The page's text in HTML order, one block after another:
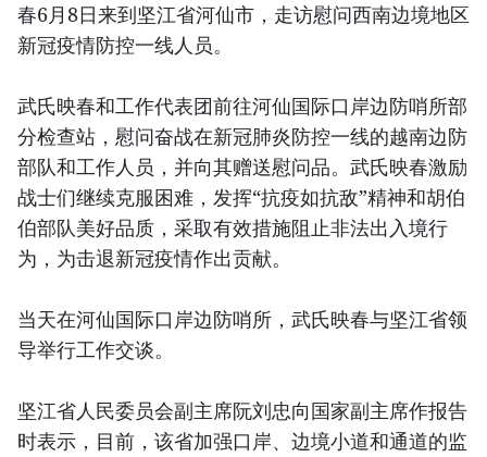
春6月8日来到坚江省河仙市，走访慰问西南边境地区
新冠疫情防控一线人员。
武氏映春和工作代表团前往河仙国际口岸边防哨所部
分检查站，慰问奋战在新冠肺炎防控一线的越南边防
部队和工作人员，并向其赠送慰问品。武氏映春激励
战士们继续克服困难，发挥“抗疫如抗敌”精神和胡伯
伯部队美好品质，采取有效措施阻止非法出入境行
为，为击退新冠疫情作出贡献。
当天在河仙国际口岸边防哨所，武氏映春与坚江省领
导举行工作交谈。
坚江省人民委员会副主席阮刘忠向国家副主席作报告
时表示，目前，该省加强口岸、边境小道和通道的监